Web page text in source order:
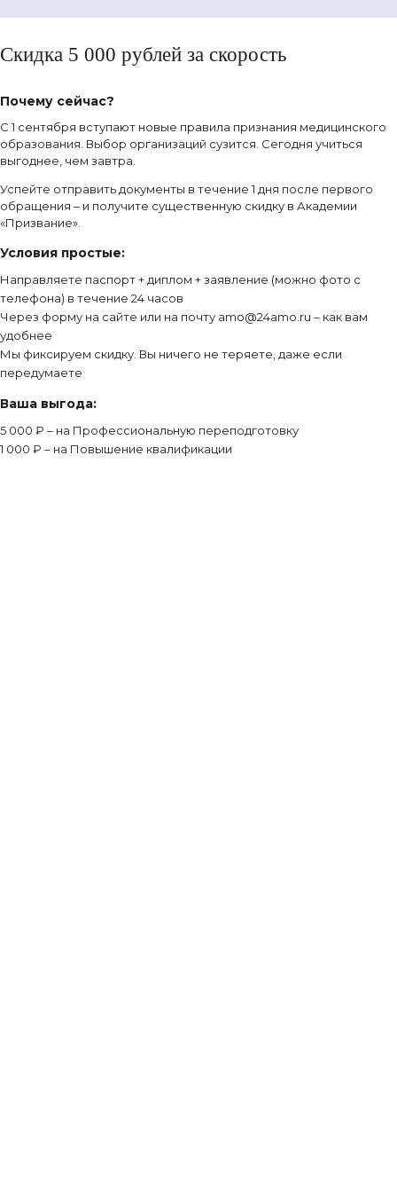
Скидка 5 000 рублей за скорость
Почему сейчас?
С 1 сентября вступают новые правила признания медицинского
образования. Выбор организаций сузится. Сегодня учиться
выгоднее, чем завтра.
Успейте отправить документы в течение 1 дня после первого
обращения – и получите существенную скидку в Академии
«Призвание».
Условия простые:
Направляете паспорт + диплом + заявление (можно фото с
телефона) в течение 24 часов
Через форму на сайте или на почту amo@24amo.ru – как вам
удобнее
Мы фиксируем скидку. Вы ничего не теряете, даже если
передумаете
Ваша выгода:
5 000 ₽ – на Профессиональную переподготовку
1 000 ₽ – на Повышение квалификации